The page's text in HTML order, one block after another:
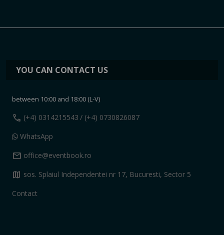
YOU CAN CONTACT US
between 10:00 and 18:00 (L-V)
call (+4) 0314215543 / (+4) 0730826087
WhatsApp
mail office@eventbook.ro
map sos. Splaiul Independentei nr 17, Bucuresti, Sector 5
Contact